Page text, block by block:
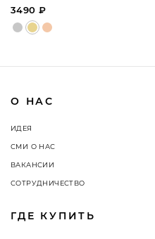
3490 ₽
О НАС
ИДЕЯ
СМИ О НАС
ВАКАНСИИ
СОТРУДНИЧЕСТВО
ГДЕ КУПИТЬ